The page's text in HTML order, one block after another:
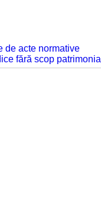
de acte normative
fără scop patrimonial